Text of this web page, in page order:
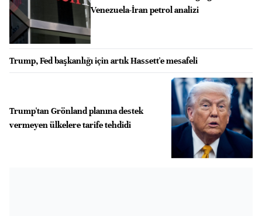
Venezuela-İran petrol analizi
Trump, Fed başkanlığı için artık Hassett'e mesafeli
Trump'tan Grönland planına destek
vermeyen ülkelere tarife tehdidi